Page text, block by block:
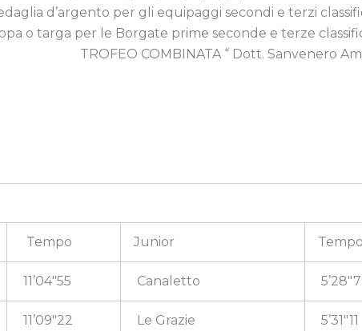
d’argento per gli equipaggi secondi e terzi
o targa per le Borgate prime seconde e terze
TROFEO COMBINATA “ Dott. Sanvenero
Tempo Junior Tempo
11’04″55 Canaletto
11’09″22 Le Grazie 5’31″11